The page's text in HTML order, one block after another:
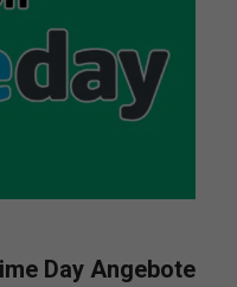
Day Angebote